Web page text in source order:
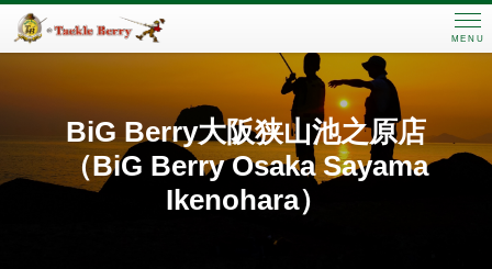
MENU
BiG Berry大阪狭山池之原店
（BiG Berry Osaka Sayama
Ikenohara）